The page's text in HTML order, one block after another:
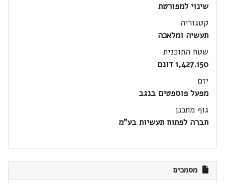
שינוי למפורטת
קטגוריה
תעשיה ומלאכה
שטח התוכנית
1,427.150 דונם
יזם
מפעל פוספטים בנגב
גוף מתכנן
חברה לפתוח תעשיות בע"מ
מסמכים